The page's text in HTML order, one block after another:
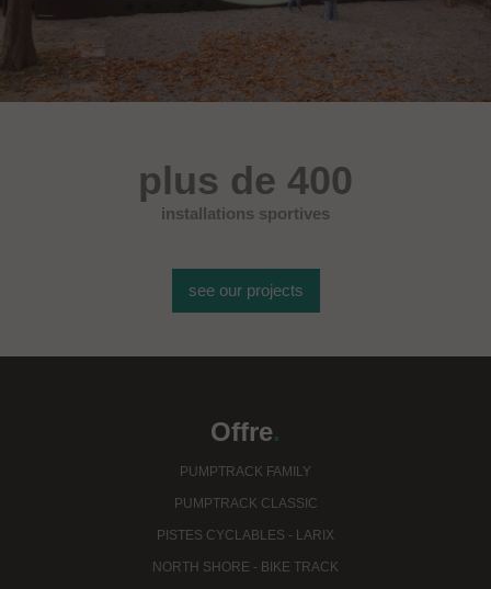
plus de 400
installations sportives
see our projects
Offre.
PUMPTRACK FAMILY
PUMPTRACK CLASSIC
PISTES CYCLABLES - LARIX
NORTH SHORE - BIKE TRACK